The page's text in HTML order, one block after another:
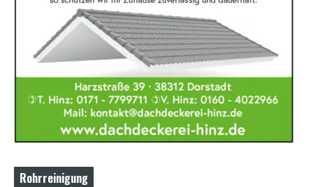
Rohrreinigung